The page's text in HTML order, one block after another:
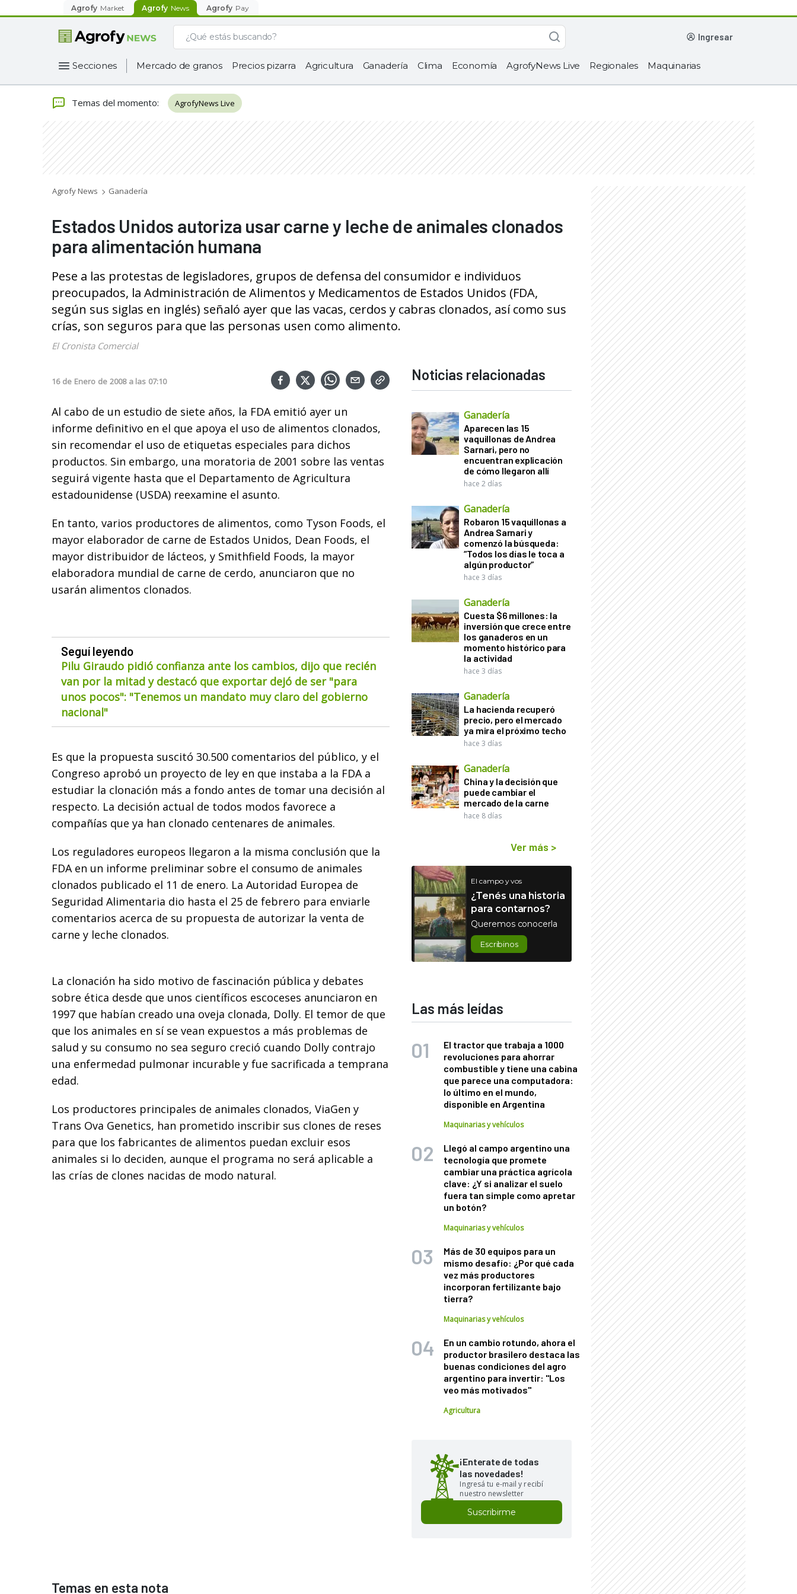
Agrofy Market Agrofy News Agrofy Pay
ingresar
Secciones Mercado de granos Precios pizarra Agricultura Ganadería Clima Economía AgrofyNews Live Regionales Maquinarias
Temas del momento: AgrofyNews Live
Agrofy News Ganadería
Estados Unidos autoriza usar carne y leche de animales clonados
para alimentación humana
Pese a las protestas de legisladores, grupos de defensa del consumidor e individuos
preocupados, la Administración de Alimentos y Medicamentos de Estados Unidos (FDA,
según sus siglas en inglés) señaló ayer que las vacas, cerdos y cabras clonados, así como sus
crías, son seguros para que las personas usen como alimento.
El Cronista Comercial
16 de Enero de 2008 a las 07:10
Al cabo de un estudio de siete años, la FDA emitió ayer un
informe definitivo en el que apoya el uso de alimentos clonados,
sin recomendar el uso de etiquetas especiales para dichos
productos. Sin embargo, una moratoria de 2001 sobre las ventas
seguirá vigente hasta que el Departamento de Agricultura
estadounidense (USDA) reexamine el asunto.
En tanto, varios productores de alimentos, como Tyson Foods, el
mayor elaborador de carne de Estados Unidos, Dean Foods, el
mayor distribuidor de lácteos, y Smithfield Foods, la mayor
elaboradora mundial de carne de cerdo, anunciaron que no
usarán alimentos clonados.
Seguí leyendo
Pilu Giraudo pidió confianza ante los cambios, dijo que recién
van por la mitad y destacó que exportar dejó de ser "para
unos pocos": "Tenemos un mandato muy claro del gobierno
nacional"
Es que la propuesta suscitó 30.500 comentarios del público, y el
Congreso aprobó un proyecto de ley en que instaba a la FDA a
estudiar la clonación más a fondo antes de tomar una decisión al
respecto. La decisión actual de todos modos favorece a
compañías que ya han clonado centenares de animales.
Los reguladores europeos llegaron a la misma conclusión que la
FDA en un informe preliminar sobre el consumo de animales
clonados publicado el 11 de enero. La Autoridad Europea de
Seguridad Alimentaria dio hasta el 25 de febrero para enviarle
comentarios acerca de su propuesta de autorizar la venta de
carne y leche clonados.
La clonación ha sido motivo de fascinación pública y debates
sobre ética desde que unos científicos escoceses anunciaron en
1997 que habían creado una oveja clonada, Dolly. El temor de que
que los animales en sí se vean expuestos a más problemas de
salud y su consumo no sea seguro creció cuando Dolly contrajo
una enfermedad pulmonar incurable y fue sacrificada a temprana
edad.
Los productores principales de animales clonados, ViaGen y
Trans Ova Genetics, han prometido inscribir sus clones de reses
para que los fabricantes de alimentos puedan excluir esos
animales si lo deciden, aunque el programa no será aplicable a
las crías de clones nacidas de modo natural.
Noticias relacionadas
Ganadería
Aparecen las 15
vaquillonas de Andrea
Sarnari, pero no
encuentran explicación
de cómo llegaron allí
hace 2 días
Ganadería
Robaron 15 vaquillonas a
Andrea Sarnari y
comenzó la búsqueda:
“Todos los días le toca a
algún productor”
hace 3 días
Ganadería
Cuesta $6 millones: la
inversión que crece entre
los ganaderos en un
momento histórico para
la actividad
hace 3 días
Ganadería
La hacienda recuperó
precio, pero el mercado
ya mira el próximo techo
hace 3 días
Ganadería
China y la decisión que
puede cambiar el
mercado de la carne
hace 8 días
Ver más >
El campo y vos
¿Tenés una historia
para contarnos?
Queremos conocerla
Escribinos
Las más leídas
El tractor que trabaja a 1000
revoluciones para ahorrar
combustible y tiene una cabina
que parece una computadora:
lo último en el mundo,
disponible en Argentina
Maquinarias y vehículos
Llegó al campo argentino una
tecnología que promete
cambiar una práctica agrícola
clave: ¿Y si analizar el suelo
fuera tan simple como apretar
un botón?
Maquinarias y vehículos
Más de 30 equipos para un
mismo desafío: ¿Por qué cada
vez más productores
incorporan fertilizante bajo
tierra?
Maquinarias y vehículos
En un cambio rotundo, ahora el
productor brasilero destaca las
buenas condiciones del agro
argentino para invertir: "Los
veo más motivados"
Agricultura
¡Enterate de todas
las novedades!
Ingresá tu e-mail y recibí
nuestro newsletter
Suscribirme
Temas en esta nota